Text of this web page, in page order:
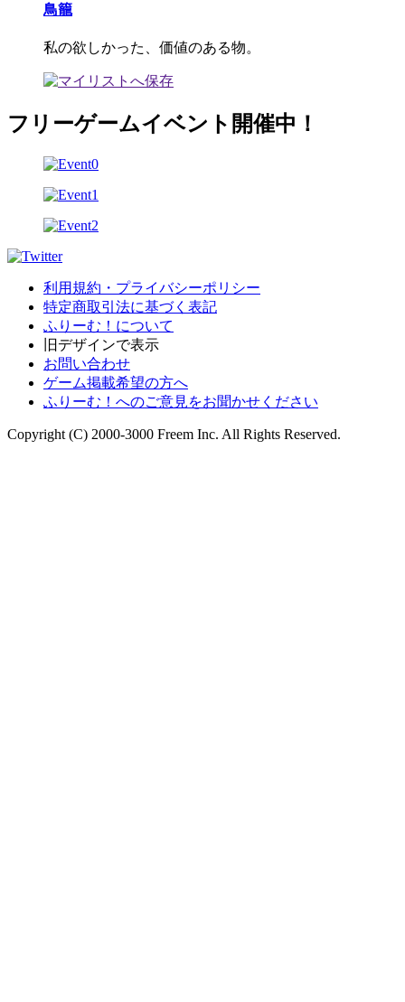
鳥籠
私の欲しかった、価値のある物。
フリーゲームイベント開催中！
利用規約・プライバシーポリシー
特定商取引法に基づく表記
ふりーむ！について
旧デザインで表示
お問い合わせ
ゲーム掲載希望の方へ
ふりーむ！へのご意見をお聞かせください
Copyright (C) 2000-3000 Freem Inc. All Rights Reserved.